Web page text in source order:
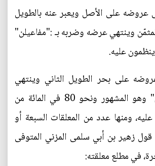
عروضه على الأصل ويعبر عنه بالطويل
وينتهي عرضه وضربه بـ :"مفاعيلن"
عليه.
على بحر الطويل الثاني وينتهي
ضربه بـ: "مفاعلُ" وهو المشهور ونحو 80 في المائة من
ومنها عدد من المعلقات السبعة أو
قول زهير بن أبي سلمى المزني المتوفى